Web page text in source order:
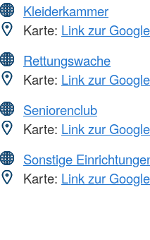
Kleiderkammer
Karte: Link zur
Rettungswache
Karte: Link zur
Seniorenclub
Karte: Link zur
Sonstige
Karte: Link zur